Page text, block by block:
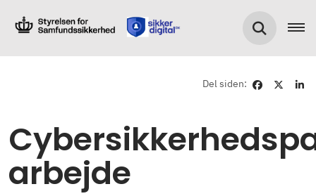
Del siden:
arbejde